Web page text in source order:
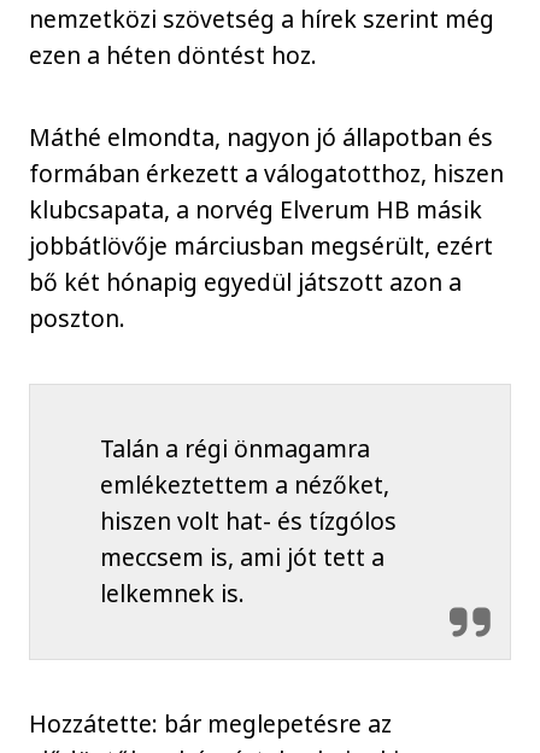
nemzetközi szövetség a hírek szerint még
ezen a héten döntést hoz.
Máthé elmondta, nagyon jó állapotban és
formában érkezett a válogatotthoz, hiszen
klubcsapata, a norvég Elverum HB másik
jobbátlövője márciusban megsérült, ezért
bő két hónapig egyedül játszott azon a
poszton.
Talán a régi önmagamra
emlékeztettem a nézőket,
hiszen volt hat- és tízgólos
meccsem is, ami jót tett a
lelkemnek is.
Hozzátette: bár meglepetésre az